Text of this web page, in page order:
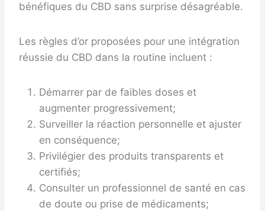
bénéfiques du CBD sans surprise désagréable.
Les règles d’or proposées pour une intégration
réussie du CBD dans la routine incluent :
Démarrer par de faibles doses et
augmenter progressivement;
Surveiller la réaction personnelle et ajuster
en conséquence;
Privilégier des produits transparents et
certifiés;
Consulter un professionnel de santé en cas
de doute ou prise de médicaments;